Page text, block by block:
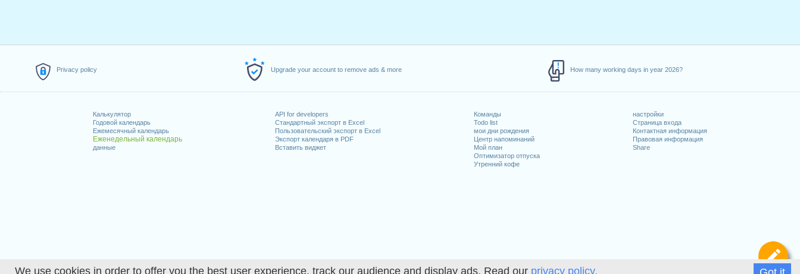
We use cookies in order to offer you the best user experience, track our audience and display ads. Read our privacy policy.
Privacy policy Upgrade your account to remove ads & more How many working days in year 2026?
Калькулятор
Годовой календарь
Ежемесячный календарь
Еженедельный календарь
данные
API for developers
Стандартный экспорт в Excel
Пользовательский экспорт в Excel
Экспорт календаря в PDF
Вставить виджет
Команды
Todo list
мои дни рождения
Центр напоминаний
Мой план
Оптимизатор отпуска
Утренний кофе
настройки
Страница входа
Контактная информация
Правовая информация
Share